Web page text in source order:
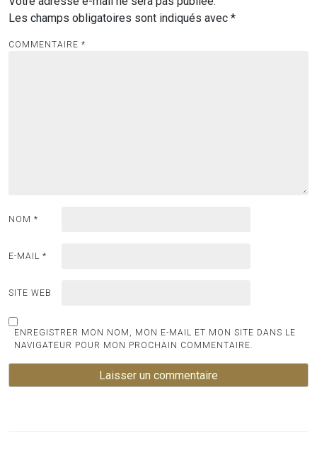
Les champs obligatoires sont indiqués avec *
COMMENTAIRE *
NOM *
E-MAIL *
SITE WEB
ENREGISTRER MON NOM, MON E-MAIL ET MON SITE DANS LE
NAVIGATEUR POUR MON PROCHAIN COMMENTAIRE.